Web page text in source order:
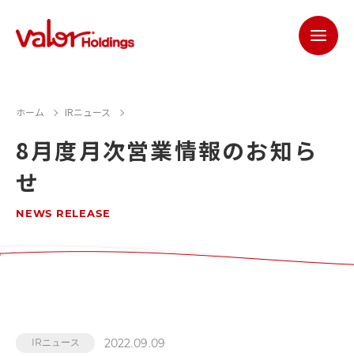
ホーム IRニュース
8月度月次営業情報のお知ら
せ
NEWS RELEASE
IRニュース 2022.09.09